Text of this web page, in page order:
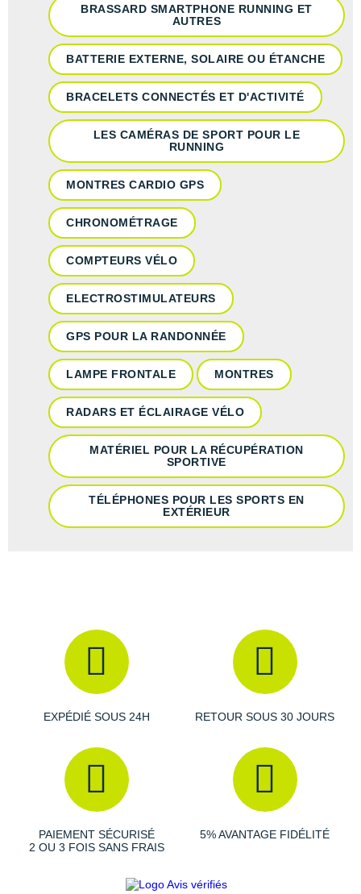
BRASSARD SMARTPHONE RUNNING ET
AUTRES
BATTERIE EXTERNE, SOLAIRE OU ÉTANCHE
BRACELETS CONNECTÉS ET D'ACTIVITÉ
LES CAMÉRAS DE SPORT POUR LE
RUNNING
MONTRES CARDIO GPS
CHRONOMÉTRAGE
COMPTEURS VÉLO
ELECTROSTIMULATEURS
GPS POUR LA RANDONNÉE
LAMPE FRONTALE MONTRES
RADARS ET ÉCLAIRAGE VÉLO
MATÉRIEL POUR LA RÉCUPÉRATION
SPORTIVE
TÉLÉPHONES POUR LES SPORTS EN
EXTÉRIEUR
EXPÉDIÉ SOUS 24H RETOUR SOUS 30 JOURS
PAIEMENT SÉCURISÉ
2 OU 3 FOIS SANS FRAIS
5% AVANTAGE FIDÉLITÉ